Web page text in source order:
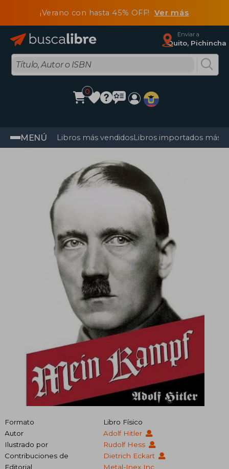
¡Verano con hasta 45% OFF! Ver más
Enviar a
Quito, Pichincha
0
MENÚ Libros más vendidosLibros importados más
Formato
Libro Físico
Autor
Adolf Hitler
Ilustrado por
Rudolf Hess
Contribuciones de
Dietrich Eckart
Editorial
Metal-Inex Inc